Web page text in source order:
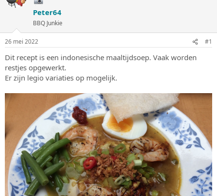
r
r
p
s
t
a
t
e
d
a
t
m
Peter64
BBQ Junkie
26 mei 2022 #1
Dit recept is een indonesische maaltijdsoep. Vaak worden
restjes opgewerkt.
Er zijn legio variaties op mogelijk.